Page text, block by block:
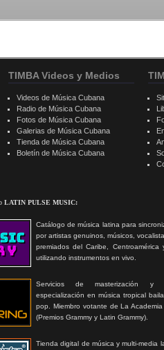
LATIN PULSE MUSIC:
Catálogo de música latina para
por artistas genuinos, músicos,
premiados del Caribe, Centroamérica
utilizando instrumentos en vivo.
Servicios de masterización y
especialización en música tropical
pop. Miembro votante de La
(Premios Grammy y Latin Grammy).
Tienda digital de música y multi-media
TIMBA Videos y Medios
Videos de Música Cubana
Radio de Música Cubana
Fotos de Música Cubana
Galerias de Música Cubana
Tienda de Música Cubana
Boletín de Música Cubana